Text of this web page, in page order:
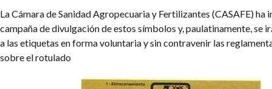
La Cámara de Sanidad Agropecuaria y Fertilizantes (CASAFE) ha
campaña de divulgación de estos símbolos y, paulatinamente, se
a las etiquetas en forma voluntaria y sin contravenir las
sobre el rotulado